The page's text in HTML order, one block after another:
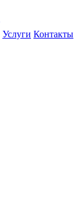
Услуги Контакты